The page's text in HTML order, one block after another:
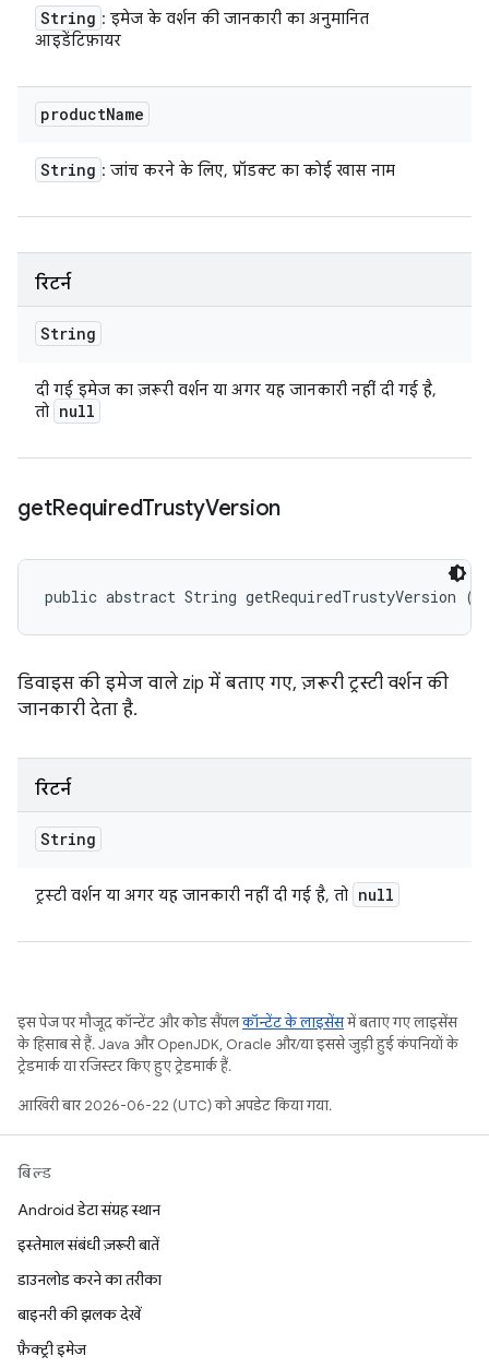
String : इमेज के वर्शन की जानकारी का अनुमानित
आइडेंटिफ़ायर
productName
String : जांच करने के लिए, प्रॉडक्ट का कोई खास नाम
रिटर्न
String
दी गई इमेज का ज़रूरी वर्शन या अगर यह जानकारी नहीं दी गई है,
तो null
getRequiredTrustyVersion
public abstract String getRequiredTrustyVersion ()
डिवाइस की इमेज वाले zip में बताए गए, ज़रूरी ट्रस्टी वर्शन की
जानकारी देता है.
रिटर्न
String
ट्रस्टी वर्शन या अगर यह जानकारी नहीं दी गई है, तो null
इस पेज पर मौजूद कॉन्टेंट और कोड सैंपलकॉन्टेंट के लाइसेंसमें बताए गए लाइसेंस
के हिसाब से हैं. Java और OpenJDK, Oracle और/या इससे जुड़ी हुई कंपनियों के
ट्रेडमार्क या रजिस्टर किए हुए ट्रेडमार्क हैं.
आखिरी बार 2026-06-22 (UTC) को अपडेट किया गया.
बिल्ड
Android डेटा संग्रह स्थान
इस्तेमाल संबंधी ज़रूरी बातें
डाउनलोड करने का तरीका
बाइनरी की झलक देखें
फ़ैक्ट्री इमेज